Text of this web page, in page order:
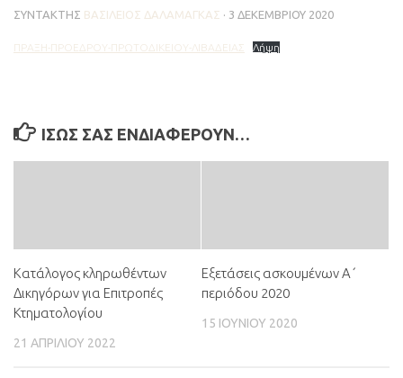
ΣΥΝΤΆΚΤΗΣ ΒΑΣΊΛΕΙΟΣ ΔΑΛΑΜΆΓΚΑΣ · 3 ΔΕΚΕΜΒΡΊΟΥ 2020
ΠΡΑΞΗ-ΠΡΟΕΔΡΟΥ-ΠΡΩΤΟΔΙΚΕΙΟΥ-ΛΙΒΑΔΕΙΑΣ Λήψη
ΊΣΩΣ ΣΑΣ ΕΝΔΙΑΦΈΡΟΥΝ…
Κατάλογος κληρωθέντων
Δικηγόρων για Επιτροπές
Κτηματολογίου
21 ΑΠΡΙΛΊΟΥ 2022
Εξετάσεις ασκουμένων Α΄
περιόδου 2020
15 ΙΟΥΝΊΟΥ 2020